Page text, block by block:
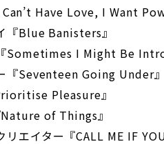
Have Love, I Want
『Blue Banisters』
Sometimes I Might Be
『Seventeen Going Under』
Pleasure』
of Things』
エイター『CALL ME IF